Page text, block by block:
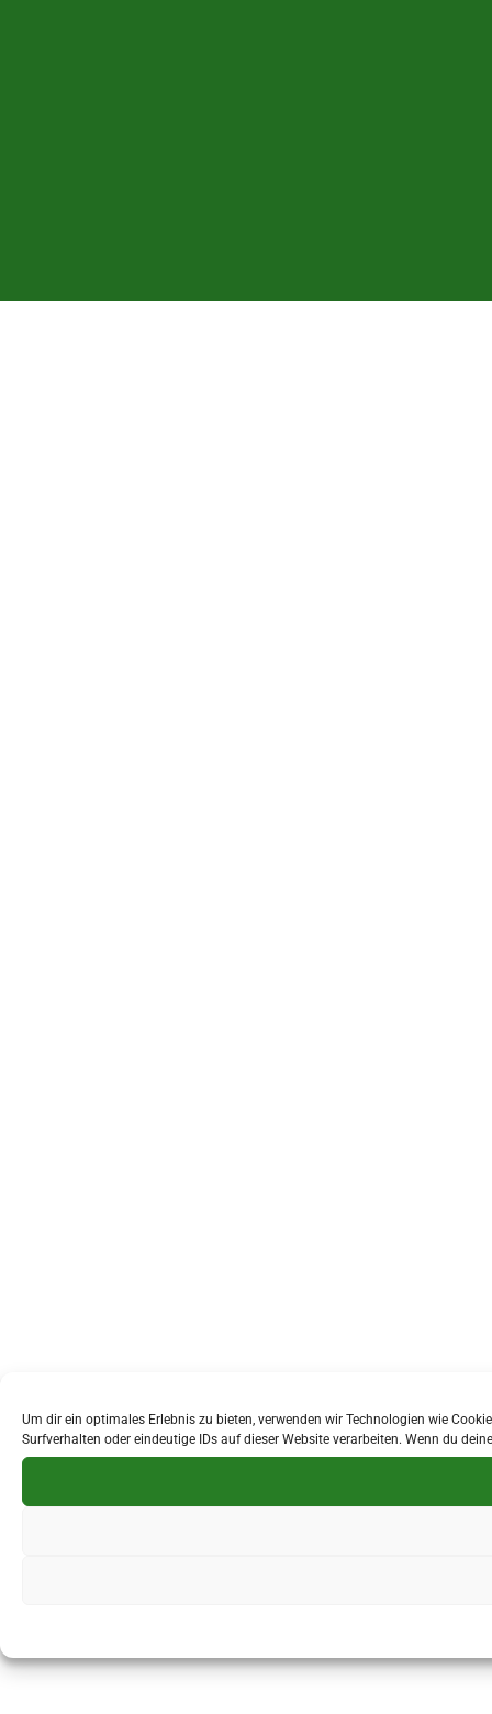
Um dir ein optimales Erlebnis zu bieten, verwenden wir Technologien wie
Surfverhalten oder eindeutige IDs auf dieser Website verarbeiten. Wenn du